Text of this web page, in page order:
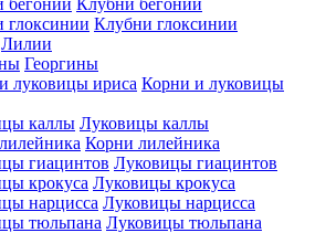
Клубни глоксинии
Лилии
Георгины
Корни и луковицы
Луковицы каллы
Корни лилейника
Луковицы гиацинтов
Луковицы крокуса
Луковицы нарцисса
Луковицы тюльпана